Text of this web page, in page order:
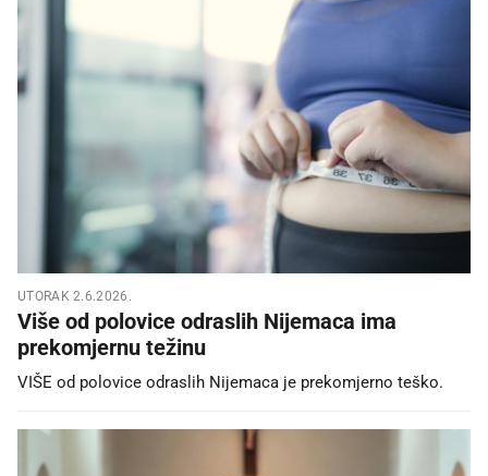
UTORAK 2.6.2026.
Više od polovice odraslih Nijemaca ima
prekomjernu težinu
VIŠE od polovice odraslih Nijemaca je prekomjerno teško.